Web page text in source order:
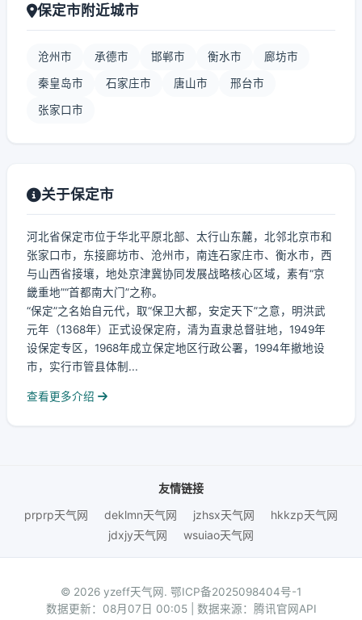
保定市附近城市
沧州市 承德市 邯郸市 衡水市 廊坊市
秦皇岛市 石家庄市 唐山市 邢台市
张家口市
关于保定市
河北省保定市位于华北平原北部、太行山东麓，北邻北京市和
张家口市，东接廊坊市、沧州市，南连石家庄市、衡水市，西
与山西省接壤，地处京津冀协同发展战略核心区域，素有“京
畿重地”“首都南大门”之称。
“保定”之名始自元代，取“保卫大都，安定天下”之意，明洪武
元年（1368年）正式设保定府，清为直隶总督驻地，1949年
设保定专区，1968年成立保定地区行政公署，1994年撤地设
市，实行市管县体制...
查看更多介绍
友情链接
prprp天气网
deklmn天气网 jzhsx天气网
hkkzp天气网
jdxjy天气网
wsuiao天气网
© 2026 yzeff天气网. 鄂ICP备2025098404号-1
数据更新：08月07日 00:05 | 数据来源：腾讯官网API